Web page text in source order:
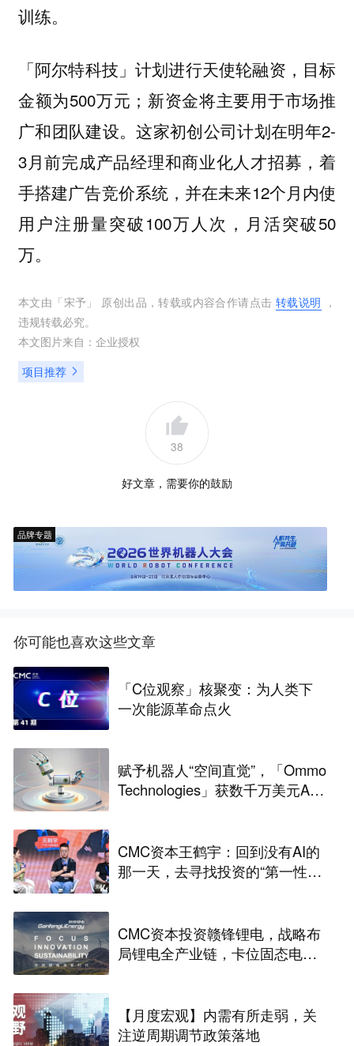
训练。
「阿尔特科技」计划进行天使轮融资，目标
金额为500万元；新资金将主要用于市场推
广和团队建设。这家初创公司计划在明年2-
3月前完成产品经理和商业化人才招募，着
手搭建广告竞价系统，并在未来12个月内使
用户注册量突破100万人次，月活突破50
万。
本文由「宋予 」 原创出品，转载或内容合作请点击 转载说明 ，
违规转载必究。
本文图片来自： 企业授权
项目推荐
38
好文章，需要你的鼓励
品牌专题
你可能也喜欢这些文章
「C位观察」核聚变：为人类下
一次能源革命点火
赋予机器人“空间直觉”，「Ommo
Technologies」获数千万美元A轮
CMC资本王鹤宇：回到没有AI的
那一天，去寻找投资的“第一性原
CMC资本投资赣锋锂电，战略布
局锂电全产业链，卡位固态电池
【月度宏观】内需有所走弱，关
注逆周期调节政策落地